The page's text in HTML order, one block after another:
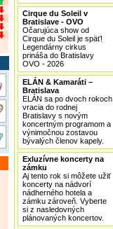
Cirque du Soleil v
Bratislave - OVO
Očarujúca show od
Cirque du Soleil je späť!
Legendárny cirkus
prináša do Bratislavy
OVO - 2026
ELÁN & Kamaráti –
Bratislava
ELÁN sa po dvoch rokoch
vracia do rodnej
Bratislavy s novým
koncertným programom a
výnimočnou zostavou
bývalých členov kapely.
Exluzívne koncerty na
zámku
Aj tento rok si môžete užiť
koncerty na nádvorí
nádherného hotela a
zámku zároveň. Vyberte
si z nasledovných
plánovaných koncertov.